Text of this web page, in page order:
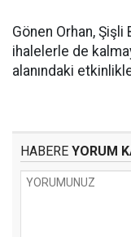
Gönen Orhan,
ihalelerle de
alanındaki
HABERE YORUM